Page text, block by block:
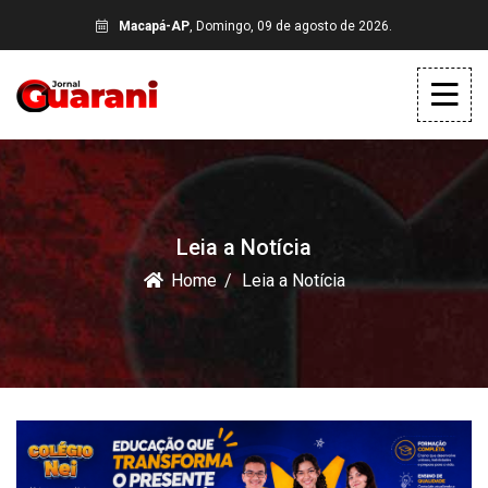
Macapá-AP, Domingo, 09 de agosto de 2026.
Leia a Notícia
Home Leia a Notícia